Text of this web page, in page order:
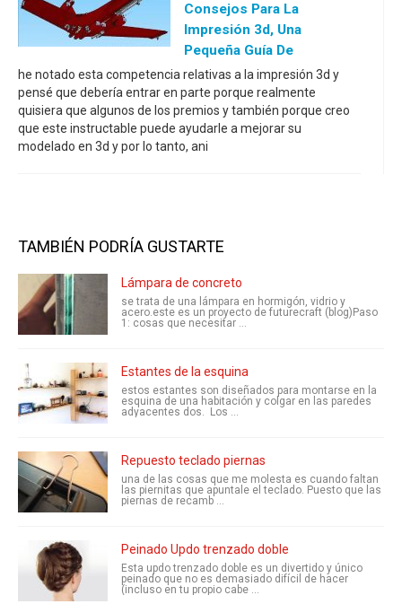
Consejos Para La
Impresión 3d, Una
Pequeña Guía De
he notado esta competencia relativas a la impresión 3d y
pensé que debería entrar en parte porque realmente
quisiera que algunos de los premios y también porque creo
que este instructable puede ayudarle a mejorar su
modelado en 3d y por lo tanto, ani
TAMBIÉN PODRÍA GUSTARTE
Lámpara de concreto
se trata de una lámpara en hormigón, vidrio y
acero.este es un proyecto de futurecraft (blog)Paso
1: cosas que necesitar ...
Estantes de la esquina
estos estantes son diseñados para montarse en la
esquina de una habitación y colgar en las paredes
adyacentes dos. Los ...
Repuesto teclado piernas
una de las cosas que me molesta es cuando faltan
las piernitas que apuntale el teclado. Puesto que las
piernas de recamb ...
Peinado Updo trenzado doble
Esta updo trenzado doble es un divertido y único
peinado que no es demasiado difícil de hacer
(incluso en tu propio cabe ...